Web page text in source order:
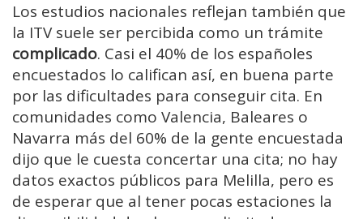
Los estudios nacionales reflejan también que
la ITV suele ser percibida como un trámite
complicado. Casi el 40% de los españoles
encuestados lo califican así, en buena parte
por las dificultades para conseguir cita. En
comunidades como Valencia, Baleares o
Navarra más del 60% de la gente encuestada
dijo que le cuesta concertar una cita; no hay
datos exactos públicos para Melilla, pero es
de esperar que al tener pocas estaciones la